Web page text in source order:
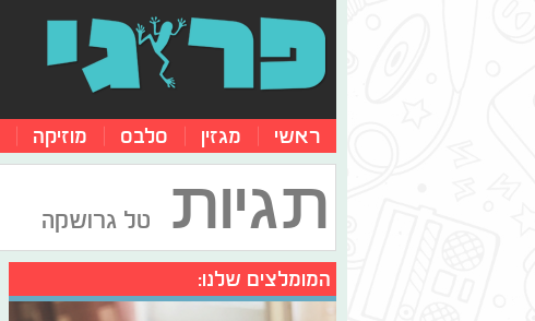
ראשי מגזין סלבס מוזיקה
תגיות טל גרושקה
המומלצים שלנו: